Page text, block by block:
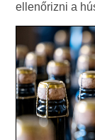
ellenőrizni a